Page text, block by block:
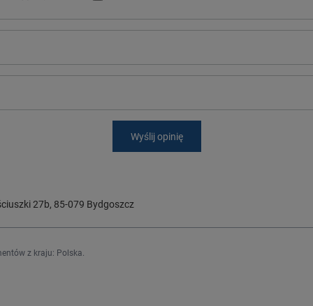
Wyślij opinię
27b, 85-079 Bydgoszcz
z kraju: Polska